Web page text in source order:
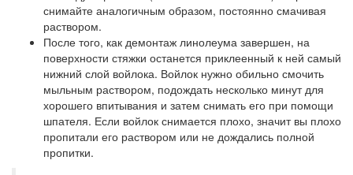
снимайте аналогичным образом, постоянно смачивая
раствором.
После того, как демонтаж линолеума завершен, на
поверхности стяжки останется приклеенный к ней самый
нижний слой войлока. Войлок нужно обильно смочить
мыльным раствором, подождать несколько минут для
хорошего впитывания и затем снимать его при помощи
шпателя. Если войлок снимается плохо, значит вы плохо
пропитали его раствором или не дождались полной
пропитки.